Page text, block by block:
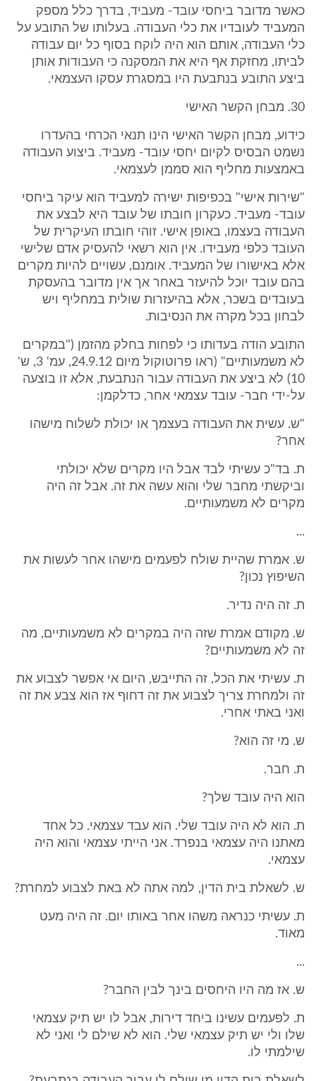
כאשר מדובר ביחסי עובד- מעביד, בדרך כלל מספק
המעביד לעובדיו את כלי העבודה. בעלותו של התובע על
כלי העבודה, אותם הוא היה לוקח בסוף כל יום עבודה
לביתו, מחזקת אף היא את המסקנה כי העבודות אותן
ביצע התובע בנתבעת היו במסגרת עסקו העצמאי.
30. מבחן הקשר האישי
כידוע, מבחן הקשר האישי הינו תנאי הכרחי בהעדרו
נשמט הבסיס לקיום יחסי עובד- מעביד. ביצוע העבודה
באמצעות מחליף הוא סממן לעצמאי.
"שירות אישי" בכפיפות ישירה למעביד הוא עיקר ביחסי
עובד- מעביד. כעקרון חובתו של עובד היא לבצע את
העבודה בעצמו, באופן אישי. זוהי חובתו העיקרית של
העובד כלפי מעבידו. אין הוא רשאי להעסיק אדם שלישי
אלא באישורו של המעביד. אומנם, עשויים להיות מקרים
בהם עובד יוכל להיעזר באחר אך אין מדובר בהעסקת
בעובדים בשכר, אלא בהיעזרות שולית במחליף ויש
לבחון בכל מקרה את הנסיבות.
התובע הודה בעדותו כי לפחות בחלק מהזמן ("במקרים
לא משמעותיים" (ראו פרוטוקול מיום 24.9.12, עמ' 3, ש'
10) לא ביצע את העבודה עבור הנתבעת, אלא זו בוצעה
על-ידי חבר- עובד עצמאי אחר, כדלקמן:
"ש. עשית את העבודה בעצמך או יכולת לשלוח מישהו
אחר?
ת. בד"כ עשיתי לבד אבל היו מקרים שלא יכולתי
וביקשתי מחבר שלי והוא עשה את זה. אבל זה היה
מקרים לא משמעותיים.
...
ש. אמרת שהיית שולח לפעמים מישהו אחר לעשות את
השיפוץ נכון?
ת. זה היה נדיר.
ש. מקודם אמרת שזה היה במקרים לא משמעותיים, מה
זה לא משמעותיים?
ת. עשיתי את הכל, זה התייבש, היום אי אפשר לצבוע את
זה ולמחרת צריך לצבוע את זה דחוף אז הוא צבע את זה
ואני באתי אחרי.
ש. מי זה הוא?
ת. חבר.
הוא היה עובד שלך?
ת. הוא לא היה עובד שלי. הוא עבד עצמאי. כל אחד
מאתנו היה עצמאי בנפרד. אני הייתי עצמאי והוא היה
עצמאי.
ש. לשאלת בית הדין, למה אתה לא באת לצבוע למחרת?
ת. עשיתי כנראה משהו אחר באותו יום. זה היה מעט
מאוד.
...
ש. אז מה היו היחסים בינך לבין החבר?
ת. לפעמים עשינו ביחד דירות, אבל לו יש תיק עצמאי
שלו ולי יש תיק עצמאי שלי. הוא לא שילם לי ואני לא
שילמתי לו.